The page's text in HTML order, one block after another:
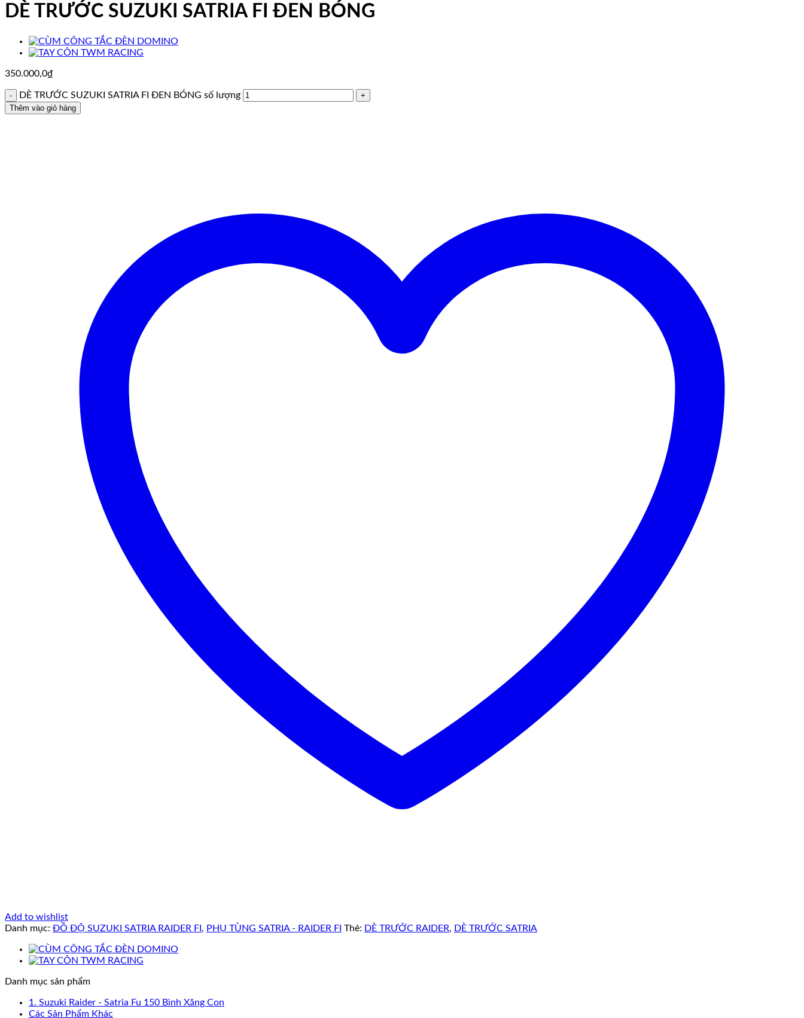
DÈ TRƯỚC SUZUKI SATRIA FI ĐEN BÓNG
350.000,0₫
DÈ TRƯỚC SUZUKI SATRIA FI ĐEN BÓNG số lượng
Thêm vào giỏ hàng
Add to wishlist
Danh mục: ĐỒ ĐỘ SUZUKI SATRIA RAIDER FI , PHỤ TÙNG SATRIA - RAIDER FI Thẻ: DÈ TRƯỚC RAIDER, DÈ TRƯỚC SATRIA
Danh mục sản phẩm
1. Suzuki Raider - Satria Fu 150 Bình Xăng Con
Các Sản Phẩm Khác